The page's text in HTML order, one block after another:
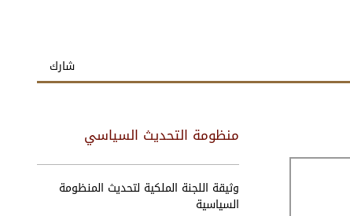
شارك
منظومة التحديث السياسي
وثيقة اللجنة الملكية لتحديث المنظومة
السياسية